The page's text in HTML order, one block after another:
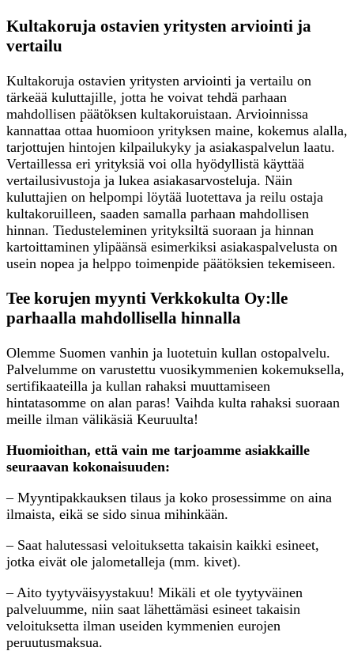
Kultakoruja ostavien yritysten arviointi ja
vertailu
Kultakoruja ostavien yritysten arviointi ja vertailu on
tärkeää kuluttajille, jotta he voivat tehdä parhaan
mahdollisen päätöksen kultakoruistaan. Arvioinnissa
kannattaa ottaa huomioon yrityksen maine, kokemus alalla,
tarjottujen hintojen kilpailukyky ja asiakaspalvelun laatu.
Vertaillessa eri yrityksiä voi olla hyödyllistä käyttää
vertailusivustoja ja lukea asiakasarvosteluja. Näin
kuluttajien on helpompi löytää luotettava ja reilu ostaja
kultakoruilleen, saaden samalla parhaan mahdollisen
hinnan. Tiedusteleminen yrityksiltä suoraan ja hinnan
kartoittaminen ylipäänsä esimerkiksi asiakaspalvelusta on
usein nopea ja helppo toimenpide päätöksien tekemiseen.
Tee korujen myynti Verkkokulta Oy:lle
parhaalla mahdollisella hinnalla
Olemme Suomen vanhin ja luotetuin kullan ostopalvelu.
Palvelumme on varustettu vuosikymmenien kokemuksella,
sertifikaateilla ja kullan rahaksi muuttamiseen
hintatasomme on alan paras! Vaihda kulta rahaksi suoraan
meille ilman välikäsiä Keuruulta!
Huomioithan, että vain me tarjoamme asiakkaille
seuraavan kokonaisuuden:
– Myyntipakkauksen tilaus ja koko prosessimme on aina
ilmaista, eikä se sido sinua mihinkään.
– Saat halutessasi veloituksetta takaisin kaikki esineet,
jotka eivät ole jalometalleja (mm. kivet).
– Aito tyytyväisyystakuu! Mikäli et ole tyytyväinen
palveluumme, niin saat lähettämäsi esineet takaisin
veloituksetta ilman useiden kymmenien eurojen
peruutusmaksua.